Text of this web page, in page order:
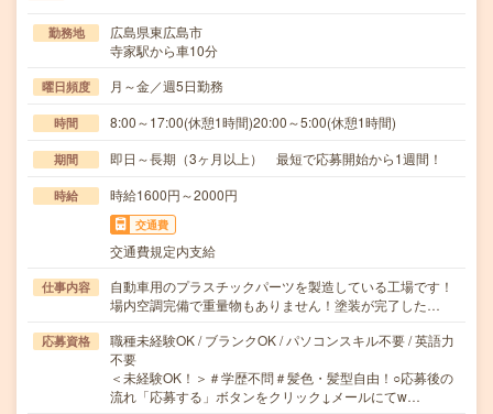
勤務地
広島県東広島市
寺家駅から車10分
曜日頻度 月～金／週5日勤務
時間 8:00～17:00(休憩1時間)20:00～5:00(休憩1時間)
期間 即日～長期（3ヶ月以上） 最短で応募開始から1週間！
時給 時給1600円～2000円
交通費
交通費規定内支給
仕事内容
自動車用のプラスチックパーツを製造している工場です！
場内空調完備で重量物もありません！塗装が完了した…
応募資格
職種未経験OK / ブランクOK / パソコンスキル不要 / 英語力
不要
＜未経験OK！＞＃学歴不問＃髪色・髪型自由！○応募後の
流れ「応募する」ボタンをクリック↓メールにてw…